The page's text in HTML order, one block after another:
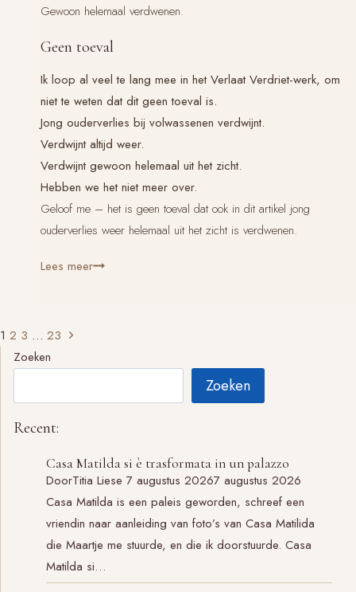
Gewoon helemaal verdwenen.
Geen toeval
Ik loop al veel te lang mee in hetVerlaat Verdriet-werk, om
niet te weten dat dit geen toeval is.
Jong ouderverlies bij volwassenen verdwijnt.
Verdwijnt altijd weer.
Verdwijnt gewoon helemaal uit het zicht.
Hebben we het niet meer over.
Geloof me – het is geen toeval dat ook in dit artikel jong
ouderverlies weer helemaal uit het zicht is verdwenen.
Lees meerKijken
toeval
Paginanavigatie
1 2 3 … 23 Volgende
Zoeken
Zoeken
Recent:
Casa Matilda si è trasformata in un palazzo
DoorTitia Liese 7 augustus 20267 augustus 2026
Casa Matilda is een paleis geworden, schreef een
vriendin naar aanleiding van foto’s van Casa Matilida
die Maartje me stuurde, en die ik doorstuurde. Casa
Matilda si…